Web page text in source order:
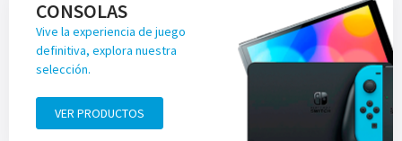
CONSOLAS
Vive la experiencia de juego
definitiva, explora nuestra
selección.
VER PRODUCTOS